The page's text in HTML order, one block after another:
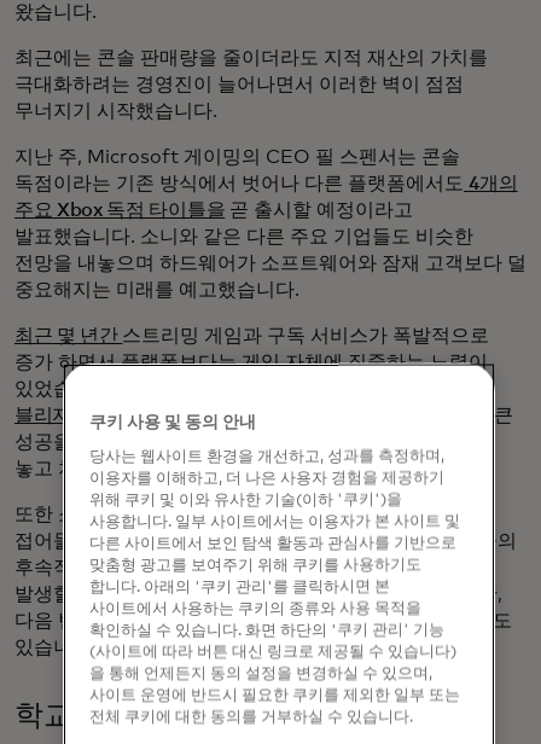
왔습니다.
최근에는 콘솔 판매량을 줄이더라도 지적 재산의 가치를
극대화하려는 경영진이 늘어나면서 이러한 벽이 점점
무너지기 시작했습니다.
지난 주, Microsoft 게이밍의 CEO 필 스펜서는 콘솔
독점이라는 기존 방식에서 벗어나 다른 플랫폼에서도 4개의
주요 Xbox 독점 타이틀을 곧 출시할 예정이라고
발표했습니다. 소니와 같은 다른 주요 기업들도 비슷한
전망을 내놓으며 하드웨어가 소프트웨어와 잠재 고객보다 덜
중요해지는 미래를 예고했습니다.
최근 몇 년간 스트리밍 게임과 구독 서비스가 폭발적으로
증가 하면서 플랫폼보다는 게임 자체에 집중하는 노력이
있었습니다. Microsoft가
블리자드를 인수한것은 누가 다음 대작을 만들거나 이미 큰
성공을 거둔 프랜차이즈의 다음 버전을 만들 수 있는지를
놓고 치열한 경쟁이 벌어지고 있음을 보여줍니다.
또한 소니의 PlayStation 5가 예상 수명의후반기에
접어들었고, 닌텐도가 몇 달 안에 블록버스터 스위치 콘솔의
후속작을발표할 것으로 예상됨에따라 더 많은 혼란이
발생할 수 있습니다. 히트작은 계속 나올 것으로 보이지만,
다음 번에는 반짝이는 콘솔을 내놓는다면 경쟁이 끝날 수도
있습니다.
학교에 비해 너무 '풀'
쿠키 사용 및 동의 안내
당사는 웹사이트 환경을 개선하고, 성과를 측정하며,
이용자를 이해하고, 더 나은 사용자 경험을 제공하기
위해 쿠키 및 이와 유사한 기술(이하 '쿠키')을
사용합니다. 일부 사이트에서는 이용자가 본 사이트 및
다른 사이트에서 보인 탐색 활동과 관심사를 기반으로
맞춤형 광고를 보여주기 위해 쿠키를 사용하기도
합니다. 아래의 '쿠키 관리'를 클릭하시면 본
사이트에서 사용하는 쿠키의 종류와 사용 목적을
확인하실 수 있습니다. 화면 하단의 '쿠키 관리' 기능
(사이트에 따라 버튼 대신 링크로 제공될 수 있습니다)
을 통해 언제든지 동의 설정을 변경하실 수 있으며,
사이트 운영에 반드시 필요한 쿠키를 제외한 일부 또는
전체 쿠키에 대한 동의를 거부하실 수 있습니다.